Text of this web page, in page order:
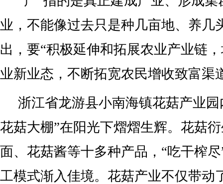
业，不能像过去只是种几亩地、养几
出，要“积极延伸和拓展农业产业链
业新业态，不断拓宽农民增收致富渠
浙江省龙游县小南海镇花菇产业
花菇大棚”在阳光下熠熠生辉。花菇
面、花菇酱等十多种产品，“吃干榨
工模式渐入佳境。花菇产业不仅带动